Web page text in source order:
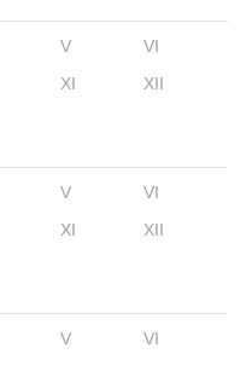
V
VI
XI XII
V
VI
XI XII
V
VI